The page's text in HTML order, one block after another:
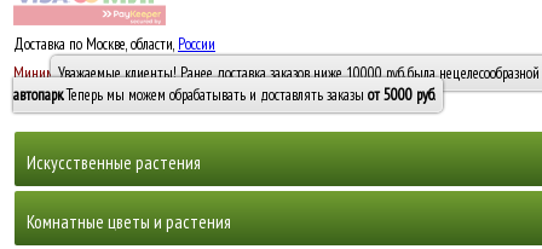
Доставка по Москве, области, России
Минимальный заказ -10 0005000 руб.
Уважаемые клиенты! Ранее доставка заказов ниже 10000 руб. была
автопарк. Теперь мы можем обрабатывать и доставлять заказы от 5000 руб.
Искусственные растения
Горшечные растения, кусты и мох
Комнатные цветы и растения